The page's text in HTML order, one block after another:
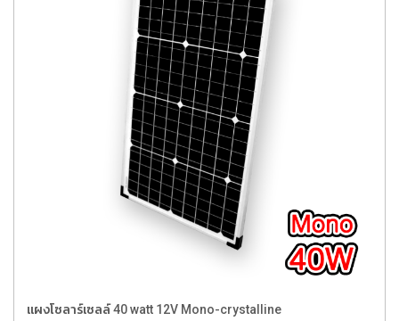
แผงโซลาร์เซลล์ 40 watt 12V Mono-crystalline